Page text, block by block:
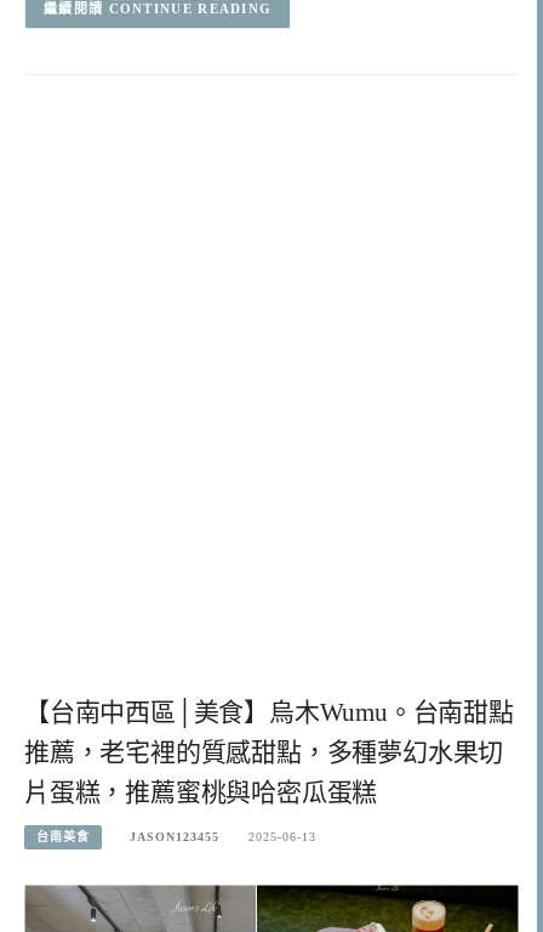
CONTINUE READING
【台南中西區│美食】烏木Wumu。台南甜點
推薦，老宅裡的質感甜點，多種夢幻水果切
片蛋糕，推薦蜜桃與哈密瓜蛋糕
台南美食 JASON123455 2025-06-13